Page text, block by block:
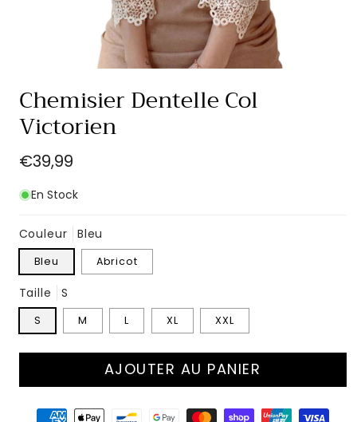
média
1
dans
une
modale
Chemisier Dentelle Col
Victorien
Prix
€39,99
En Stock
Couleur Bleu
Bleu Abricot
Taille S
S M L XL XXL
AJOUTER AU PANIER
Moyens